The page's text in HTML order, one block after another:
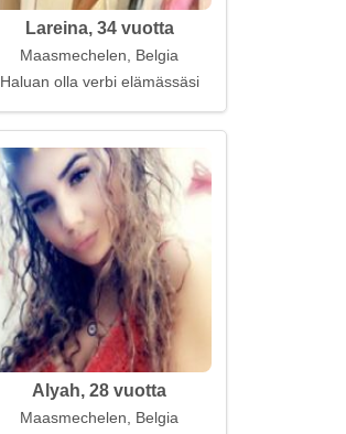
Lareina, 34 vuotta
Maasmechelen, Belgia
Haluan olla verbi elämässäsi
Alyah, 28 vuotta
Maasmechelen, Belgia